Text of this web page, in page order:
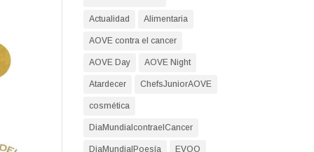
Actualidad Alimentaria
AOVE contra el cancer
AOVE Day AOVE Night
Atardecer ChefsJuniorAOVE
cosmética
DiaMundialcontraelCancer
DiaMundialPoesía EVOO